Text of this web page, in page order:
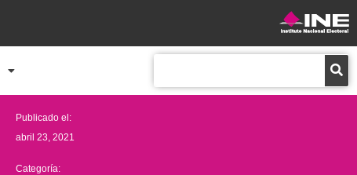
Publicado el:
abril 23, 2021
Categoría: